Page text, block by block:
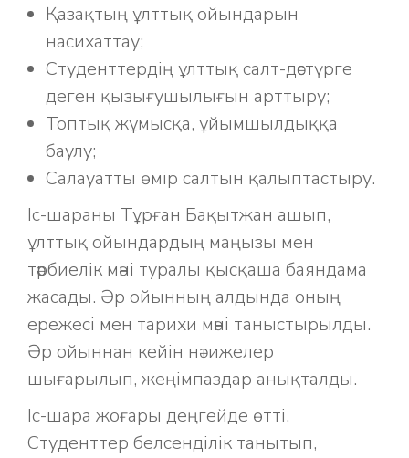
Қазақтың ұлттық ойындарын
насихаттау;
Студенттердің ұлттық салт-дәстүрге
деген қызығушылығын арттыру;
Топтық жұмысқа, ұйымшылдыққа
баулу;
Салауатты өмір салтын қалыптастыру.
Іс-шараны Тұрған Бақытжан ашып,
ұлттық ойындардың маңызы мен
тәрбиелік мәні туралы қысқаша баяндама
жасады. Әр ойынның алдында оның
ережесі мен тарихи мәні таныстырылды.
Әр ойыннан кейін нәтижелер
шығарылып, жеңімпаздар анықталды.
Іс-шара жоғары деңгейде өтті.
Студенттер белсенділік танытып,